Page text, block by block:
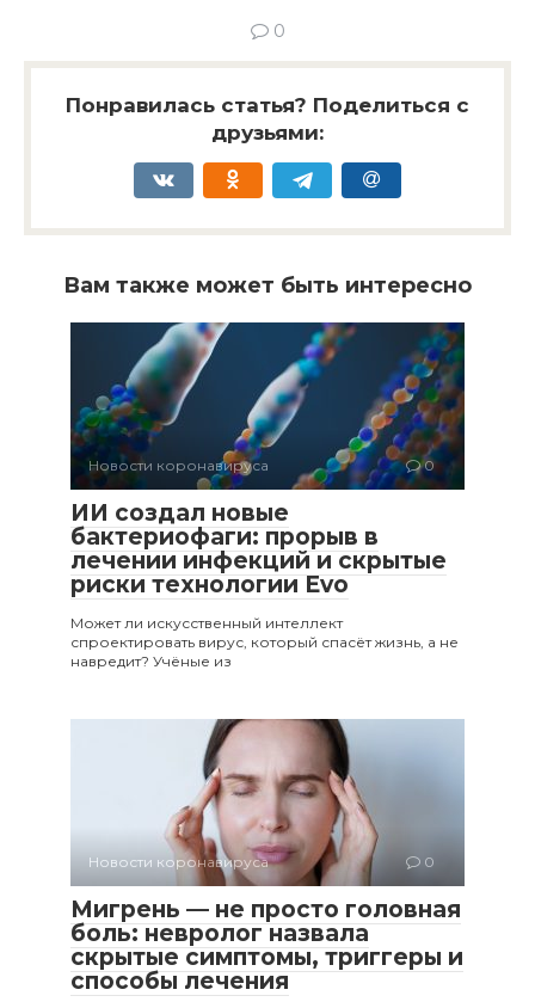
0
Понравилась статья? Поделиться с
друзьями:
Вам также может быть интересно
Новости коронавируса 0
ИИ создал новые
бактериофаги: прорыв в
лечении инфекций и скрытые
риски технологии Evo
Может ли искусственный интеллект
спроектировать вирус, который спасёт жизнь, а не
навредит? Учёные из
Новости коронавируса 0
Мигрень — не просто головная
боль: невролог назвала
скрытые симптомы, триггеры и
способы лечения